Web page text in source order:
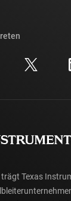
Foren
zu
Texas